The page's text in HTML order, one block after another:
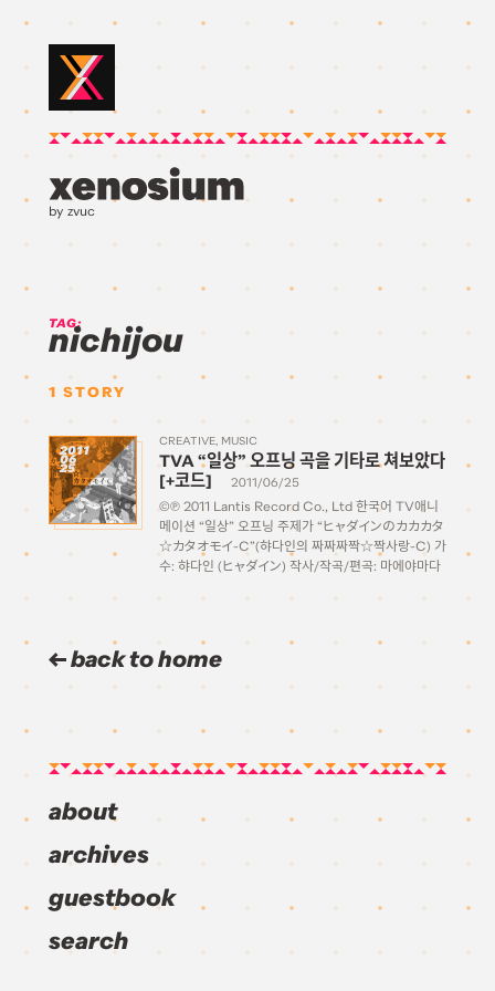
by zvuc
TAG:
nichijou
1 STORY
2011
06
25
CREATIVE MUSIC
TVA “일상” 오프닝 곡을 기타로 쳐보았다
[+코드]
2011/06/25
©℗ 2011 Lantis Record Co., Ltd 한국어 TV애니
메이션 “일상” 오프닝 주제가 “ヒャダインのカカカタ
☆カタオモイ-C”(햐다인의 짜짜짜짝☆짝사랑-C) 가
수: 햐다인 (ヒャダイン) 작사/작곡/편곡: 마에야마다
또 한 곡 따봤습니다. ㅎㅎ […]
back to home
about
archives
guestbook
search